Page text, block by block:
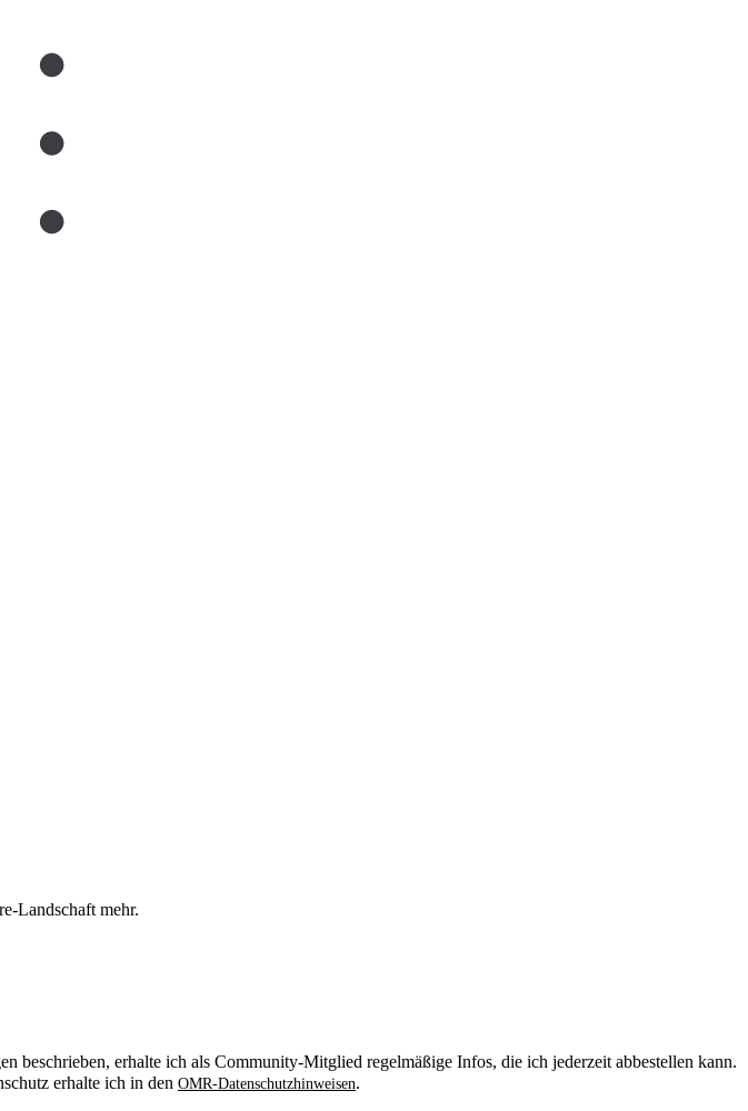
Landschaft mehr.
beschrieben, erhalte ich als Community-Mitglied regelmäßige Infos, die ich jederzeit abbestellen kann.
erhalte ich in den OMR-Datenschutzhinweisen.